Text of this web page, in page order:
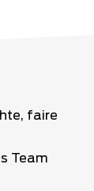
faire
Team